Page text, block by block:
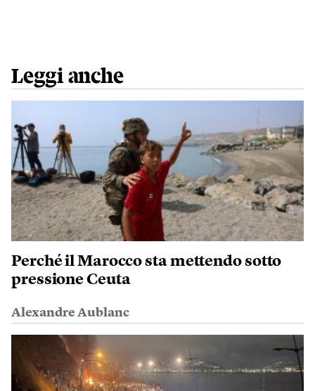
Leggi anche
Perché il Marocco sta mettendo sotto
pressione Ceuta
Alexandre Aublanc